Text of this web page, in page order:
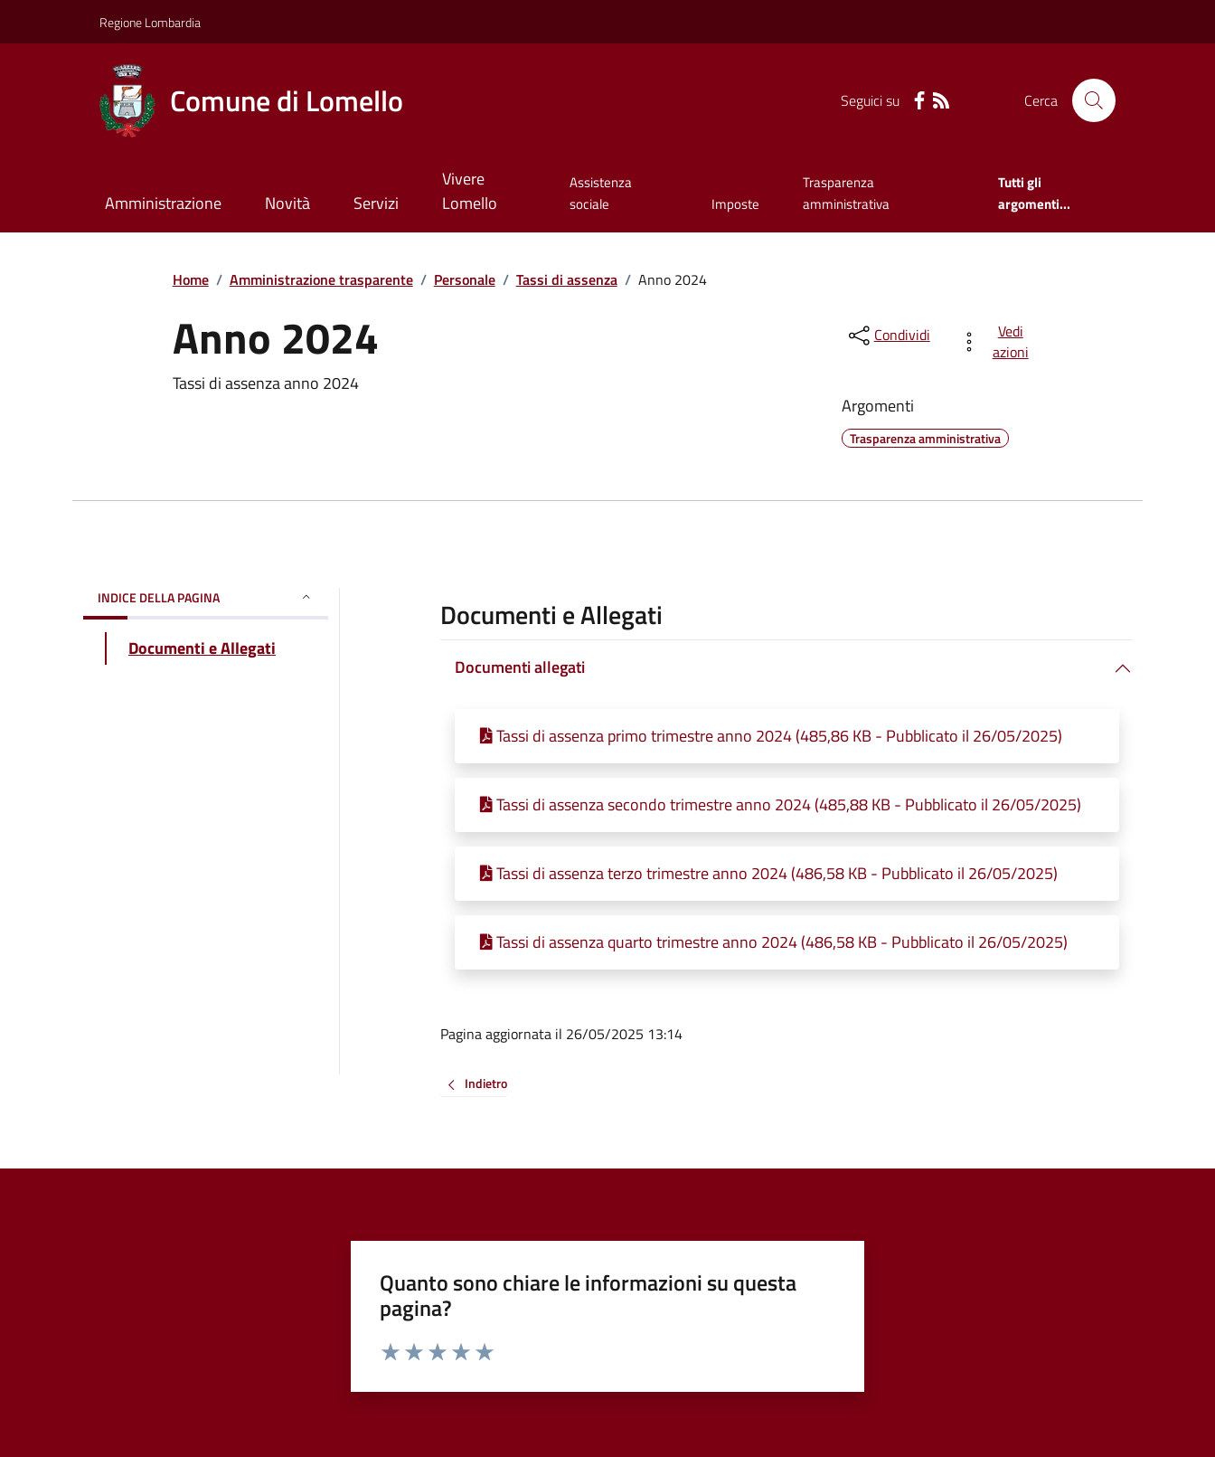
Regione Lombardia
Comune di Lomello Seguici su Cerca
Amministrazione Novità Servizi
Vivere
Lomello
Assistenza
sociale
Imposte
Trasparenza
amministrativa
Tutti gli
argomenti...
Home / Amministrazione trasparente / Personale / Tassi di assenza / Anno 2024
Anno 2024
Tassi di assenza anno 2024
Condividi
Vedi
azioni
Argomenti
Trasparenza amministrativa
INDICE DELLA PAGINA
Documenti e Allegati
Documenti e Allegati
Documenti allegati
Tassi di assenza primo trimestre anno 2024 (485,86 KB - Pubblicato il 26/05/2025)
Tassi di assenza secondo trimestre anno 2024 (485,88 KB - Pubblicato il 26/05/2025)
Tassi di assenza terzo trimestre anno 2024 (486,58 KB - Pubblicato il 26/05/2025)
Tassi di assenza quarto trimestre anno 2024 (486,58 KB - Pubblicato il 26/05/2025)
Pagina aggiornata il 26/05/2025 13:14
Indietro
Quanto sono chiare le informazioni su questa
pagina?
Valuta da 1 a 5 stelle la pagina